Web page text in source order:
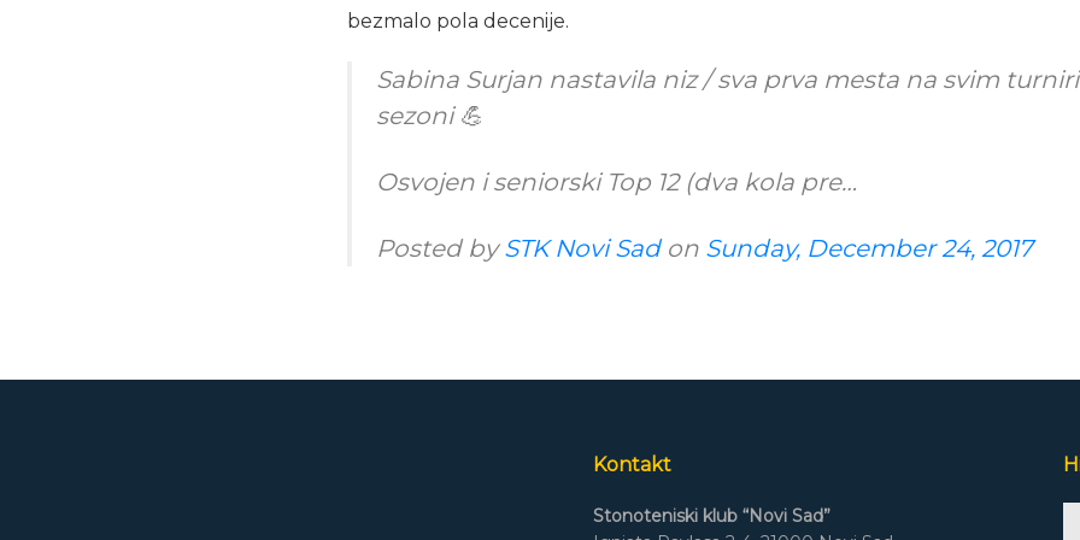
bezmalo pola decenije.
Sabina Surjan nastavila niz / sva prva mesta na svim
sezoni 💪
Osvojen i seniorski Top 12 (dva kola pre…
Posted bySTK Novi Sadon Sunday, December 24, 2017
Kontakt
Stonoteniski klub “Novi Sad”